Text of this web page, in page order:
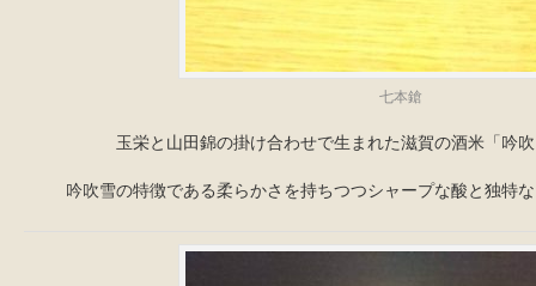
七本鎗
玉栄と山田錦の掛け合わせで生まれた滋賀の酒米「吟
吟吹雪の特徴である柔らかさを持ちつつシャープな酸と独特